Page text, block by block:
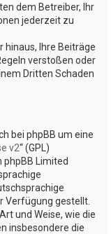
dem Betreiber, Ihr
jederzeit zu
Ihre Beiträge
verstoßen oder
Dritten Schaden
bei phpBB um eine
v2“ (GPL)
Limited
Verfügung gestellt.
und Weise, wie die
insbesondere die